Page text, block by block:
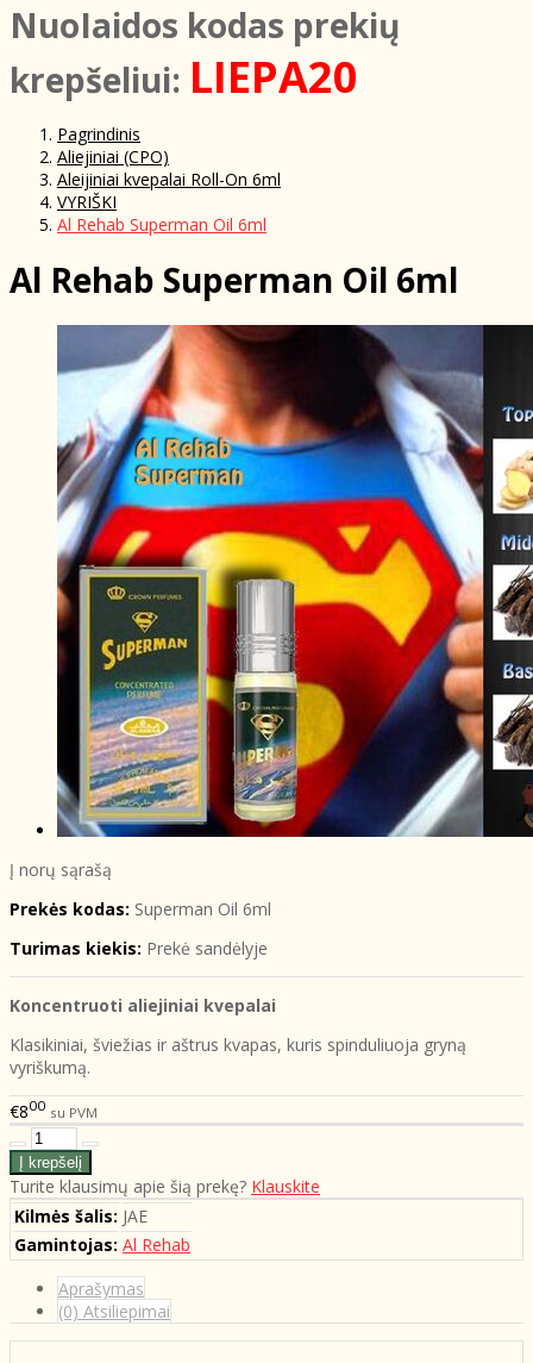
NuoIaidos kodas prekių
krepšeliui: LIEPA20
Pagrindinis
Aliejiniai (CPO)
Aleijiniai kvepalai Roll-On 6ml
VYRIŠKI
Al Rehab Superman Oil 6ml
Al Rehab Superman Oil 6ml
Į norų sąrašą
Prekės kodas: Superman Oil 6ml
Turimas kiekis: Prekė sandėlyje
Koncentruoti aliejiniai kvepalai
Klasikiniai, šviežias ir aštrus kvapas, kuris spinduliuoja gryną
vyriškumą.
€800 su PVM
Turite klausimų apie šią prekę? Klauskite
Kilmės šalis: JAE
Gamintojas: Al Rehab
Aprašymas
(0) Atsiliepimai